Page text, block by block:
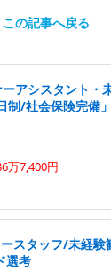
この記事へ戻る
アシスタント・
制/社会保険完備」
万7,400円
スタッフ/未経
選考